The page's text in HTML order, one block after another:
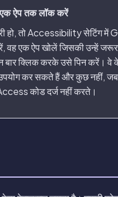
ऐप तक लॉक करें
हो, तो Accessibility सेटिंग में
वह एक ऐप खोलें जिसकी उन्हें
बार क्लिक करके उसे पिन करें।
कर सकते हैं और कुछ नहीं,
कोड दर्ज नहीं करते।